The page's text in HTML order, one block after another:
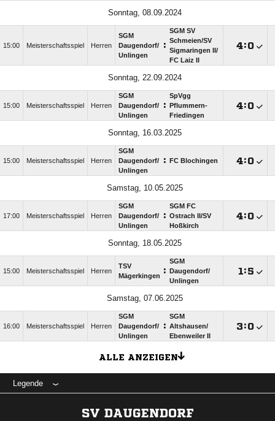
Sonntag, 08.09.2024
15:00 Meisterschaftsspiel Herren
SGM
Daugendorf/​
Unlingen
:
SGM SV
Schmeien/​SV
Sigmaringen II/​
FC Laiz II
:
Sonntag, 22.09.2024
15:00 Meisterschaftsspiel Herren
SGM
Daugendorf/​
Unlingen
:
SpVgg
Pflummern-
Friedingen
:
Sonntag, 16.03.2025
15:00 Meisterschaftsspiel Herren
SGM
Daugendorf/​
Unlingen
: FC Blochingen :
Samstag, 10.05.2025
17:00 Meisterschaftsspiel Herren
SGM
Daugendorf/​
Unlingen
:
SGM FC
Ostrach II/​SV
Hoßkirch
:
Sonntag, 18.05.2025
15:00 Meisterschaftsspiel Herren
TSV
Mägerkingen :
SGM
Daugendorf/​
Unlingen
:
Samstag, 07.06.2025
16:00 Meisterschaftsspiel Herren
SGM
Daugendorf/​
Unlingen
:
SGM
Altshausen/​
Ebenweiler II
:
ALLE ANZEIGEN
Legende
SV DAUGENDORF